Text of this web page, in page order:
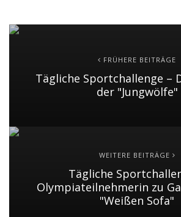
FRÜHERE BEITRÄGE
Tägliche Sportchallenge –
der "Jungwölfe"
WEITERE BEITRÄGE
Tägliche
Olympiateilnehmerin zu
"Weißen Sofa"